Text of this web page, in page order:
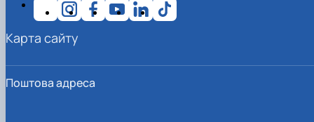
Поштова адреса
Карта сайту